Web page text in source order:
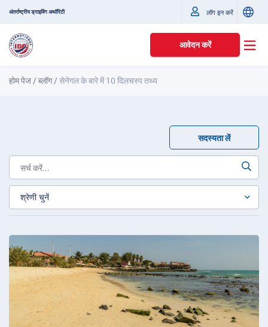
अंतर्राष्ट्रीय ड्राइविंग अथॉरिटी लॉग इन करें
आवेदन करें
होम पेज /ब्लॉग/सेनेगल के बारे में 10 दिलचस्प तथ्य
सदस्यता लें